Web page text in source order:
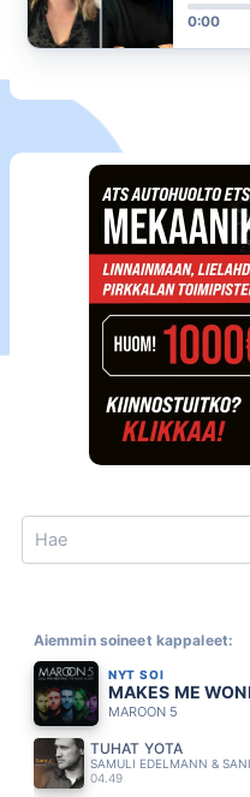
0:00
Search
Aiemmin soineet kappaleet:
NYT SOI
MAKES ME
MAROON 5
TUHAT YÖTÄ
SAMULI EDELMANN & SANI
04.49